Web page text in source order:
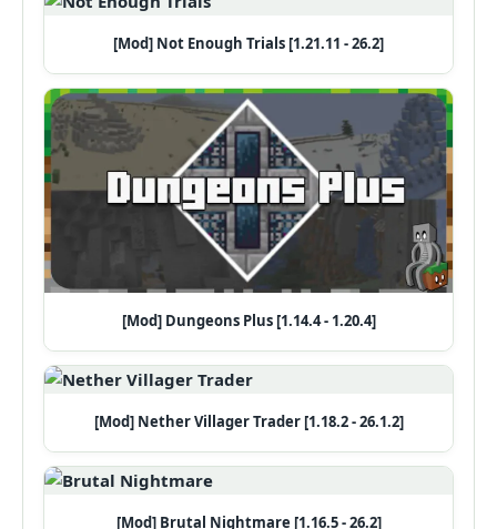
[Mod] Not Enough Trials [1.21.11 - 26.2]
[Mod] Dungeons Plus [1.14.4 - 1.20.4]
[Mod] Nether Villager Trader [1.18.2 - 26.1.2]
[Mod] Brutal Nightmare [1.16.5 - 26.2]